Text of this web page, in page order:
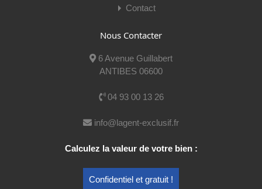
Cédric Anacleto
Mobile: 06 66 56 94 76
Voir mes publications
Contact
Nous Contacter
6 Avenue Guillabert
ANTIBES 06600
04 93 00 13 26
info@lagent-exclusif.fr
Calculez la valeur de votre bien :
Confidentiel et gratuit !